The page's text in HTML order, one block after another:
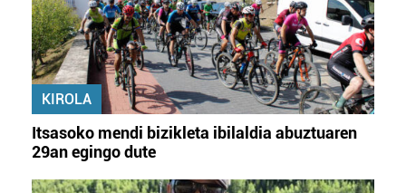
KIROLA
Itsasoko mendi bizikleta ibilaldia abuztuaren
29an egingo dute